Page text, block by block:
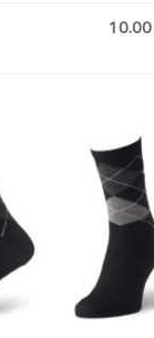
10.00